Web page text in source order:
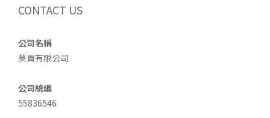
CONTACT US
公司名稱
莫買有限公司
公司統編
55836546